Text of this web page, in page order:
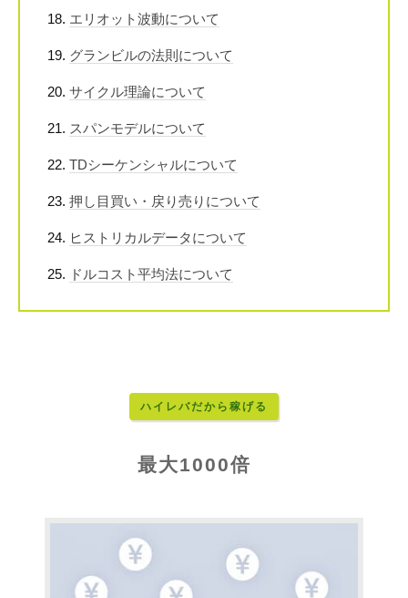
エリオット波動について
グランビルの法則について
サイクル理論について
スパンモデルについて
TDシーケンシャルについて
押し目買い・戻り売りについて
ヒストリカルデータについて
ドルコスト平均法について
ハイレバだから稼げる
最大1000倍